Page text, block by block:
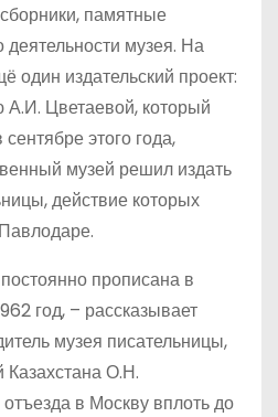
памятные
деятельности музея. На
один издательский проект:
Цветаевой, который
этого года,
музей решил издать
действие которых
прописана в
год, – рассказывает
музея писательницы,
Казахстана О.Н.
в Москву вплоть до